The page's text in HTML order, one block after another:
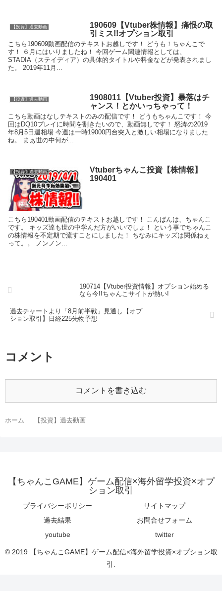
【投資】過去動画
190609【Vtuber株情報】痛恨の取
引ミス!!オプション取引
こちら190609動画配信のテキストお越しです！ どうも！ちゃんこで
す！ ６月にはいりましたね！ 今回ゲーム関連情報としては、
STADIA（ステイディア）の具体的タイトルや料金などが発表されまし
た。 2019年11月...
【投資】過去動画
1908011【Vtuber投資】暴落はチ
ャンス！とかいっちゃって！
こちら動画はなしテキストのみの配信です！ どうもちゃんこです！ 今
回はDQ10プレイに時間を割きたいので、動画無しです！ 怒涛の2019
年8月5日週相場 今週は一時19000円台突入と激しい相場になりました
ね。 まぁ世の中何が...
【投資】過去動画
Vtuberちゃんこ投資【株情報】
190401
こちら190401動画配信のテキストお越しです！ こんばんは、ちゃんこ
です。 キッズ達も世の中学んだ方がいいでしょ！ という事でちゃんこ
の株情報を不定期で流すことにしました！ ちなみにキッズは関係ねぇ
って。。 ノンノン...
190714【Vtuber投資情報】オプション始める
なら今!!ちゃんこサイトが熱い!
過去チャートより「8月前半戦」見通し【オプ
ション取引】日経225先物予想
コメント
コメントを書き込む
ホーム 【投資】過去動画
【ちゃんこGAME】ゲーム配信×海外留学投資×オプ
ション取引
プライバシーポリシー
サイトマップ
過去結果
お問合せフォーム
youtube
twitter
© 2019 【ちゃんこGAME】ゲーム配信×海外留学投資×オプション取
引.